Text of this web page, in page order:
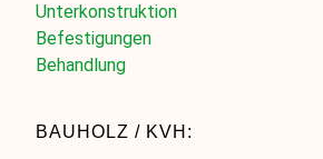
Unterkonstruktion
Befestigungen
Behandlung
BAUHOLZ / KVH: